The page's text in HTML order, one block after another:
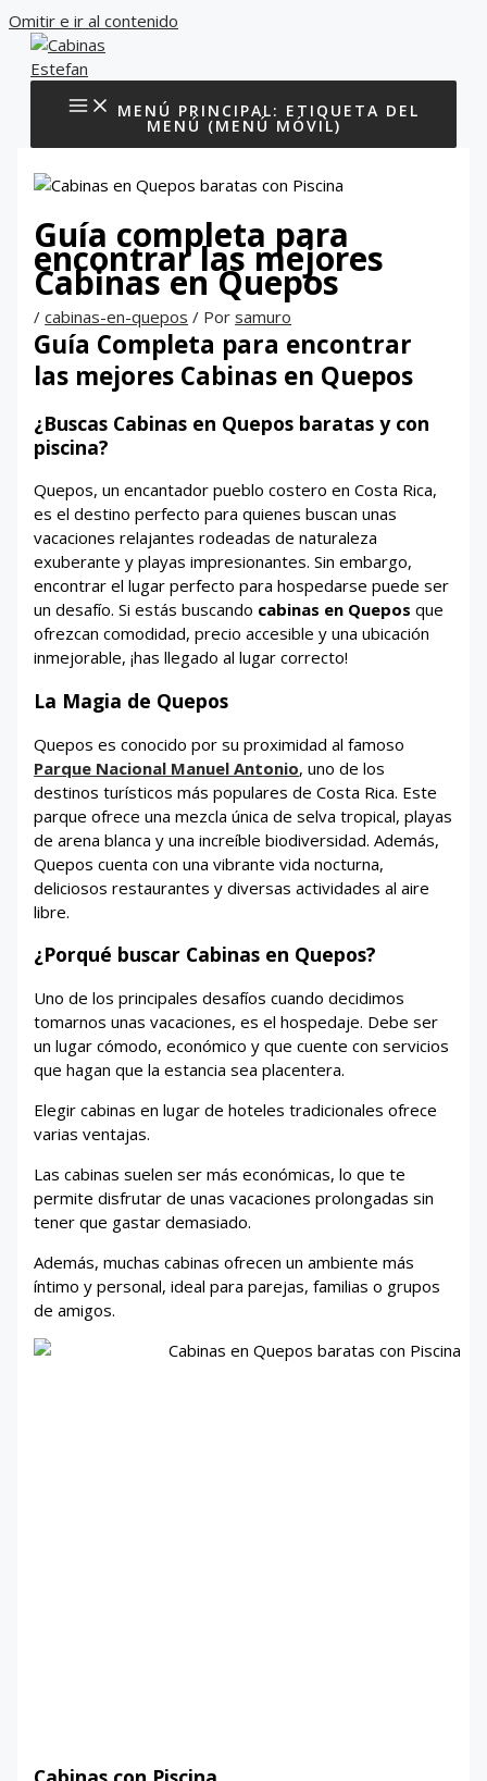
Omitir e ir al contenido
MENÚ PRINCIPAL: ETIQUETA DEL
MENÚ (MENÚ MÓVIL)
Guía completa para
encontrar las mejores
Cabinas en Quepos
/cabinas-en-quepos / Porsamuro
Guía Completa para encontrar
las mejores Cabinas en Quepos
¿Buscas Cabinas en Quepos baratas y con
piscina?
Quepos, un encantador pueblo costero en Costa Rica,
es el destino perfecto para quienes buscan unas
vacaciones relajantes rodeadas de naturaleza
exuberante y playas impresionantes. Sin embargo,
encontrar el lugar perfecto para hospedarse puede ser
un desafío. Si estás buscando cabinas en Quepos que
ofrezcan comodidad, precio accesible y una ubicación
inmejorable, ¡has llegado al lugar correcto!
La Magia de Quepos
Quepos es conocido por su proximidad al famoso
Parque Nacional Manuel Antonio, uno de los
destinos turísticos más populares de Costa Rica. Este
parque ofrece una mezcla única de selva tropical, playas
de arena blanca y una increíble biodiversidad. Además,
Quepos cuenta con una vibrante vida nocturna,
deliciosos restaurantes y diversas actividades al aire
libre.
¿Porqué buscar Cabinas en Quepos?
Uno de los principales desafíos cuando decidimos
tomarnos unas vacaciones, es el hospedaje. Debe ser
un lugar cómodo, económico y que cuente con servicios
que hagan que la estancia sea placentera.
Elegir cabinas en lugar de hoteles tradicionales ofrece
varias ventajas.
Las cabinas suelen ser más económicas, lo que te
permite disfrutar de unas vacaciones prolongadas sin
tener que gastar demasiado.
Además, muchas cabinas ofrecen un ambiente más
íntimo y personal, ideal para parejas, familias o grupos
de amigos.